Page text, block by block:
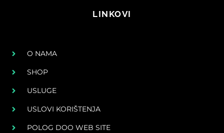
LINKOVI
O NAMA
SHOP
USLUGE
USLOVI KORIŠTENJA
POLOG DOO WEB SITE